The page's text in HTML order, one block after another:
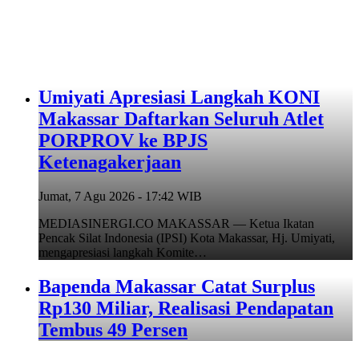
Umiyati Apresiasi Langkah KONI
Makassar Daftarkan Seluruh Atlet
PORPROV ke BPJS
Ketenagakerjaan
Jumat, 7 Agu 2026 - 17:42 WIB
MEDIASINERGI.CO MAKASSAR — Ketua Ikatan
Pencak Silat Indonesia (IPSI) Kota Makassar, Hj. Umiyati,
mengapresiasi langkah Komite…
Bapenda Makassar Catat Surplus
Rp130 Miliar, Realisasi Pendapatan
Tembus 49 Persen